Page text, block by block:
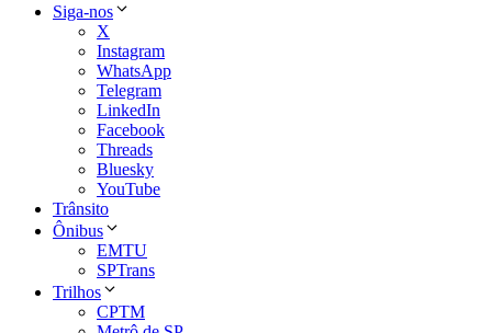
Siga-nos
X
Instagram
WhatsApp
Telegram
LinkedIn
Facebook
Threads
Bluesky
YouTube
Trânsito
Ônibus
EMTU
SPTrans
Trilhos
CPTM